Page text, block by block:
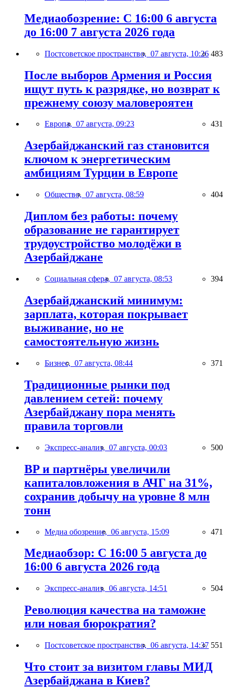
Медиаобозрение: С 16:00 6 августа
до 16:00 7 августа 2026 года
Постсоветское пространство, 07 августа, 10:26 483
После выборов Армения и Россия
ищут путь к разрядке, но возврат к
прежнему союзу маловероятен
Европа, 07 августа, 09:23 431
Азербайджанский газ становится
ключом к энергетическим
амбициям Турции в Европе
Общество, 07 августа, 08:59 404
Диплом без работы: почему
образование не гарантирует
трудоустройство молодёжи в
Азербайджане
Социальная сфера, 07 августа, 08:53 394
Азербайджанский минимум:
зарплата, которая покрывает
выживание, но не
самостоятельную жизнь
Бизнес, 07 августа, 08:44 371
Традиционные рынки под
давлением сетей: почему
Азербайджану пора менять
правила торговли
Экспресс-анализ, 07 августа, 00:03 500
BP и партнёры увеличили
капиталовложения в АЧГ на 31%,
сохранив добычу на уровне 8 млн
тонн
Медиа обозрение, 06 августа, 15:09 471
Медиаобзор: С 16:00 5 августа до
16:00 6 августа 2026 года
Экспресс-анализ, 06 августа, 14:51 504
Революция качества на таможне
или новая бюрократия?
Постсоветское пространство, 06 августа, 14:37 551
Что стоит за визитом главы МИД
Азербайджана в Киев?